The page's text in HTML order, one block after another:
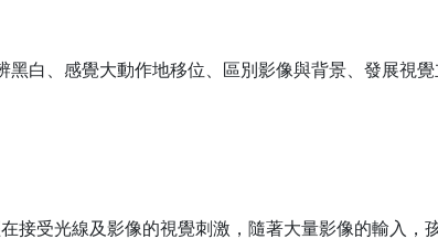
白、感覺大動作地移位、區別影像與背景、發展視
接受光線及影像的視覺刺激，隨著大量影像的輸入，